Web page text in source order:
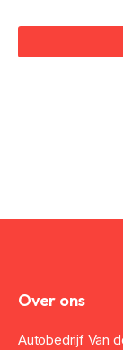
Over ons
Autobedrijf Van